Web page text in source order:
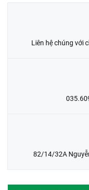
Liên hệ chúng với
82/14/32A